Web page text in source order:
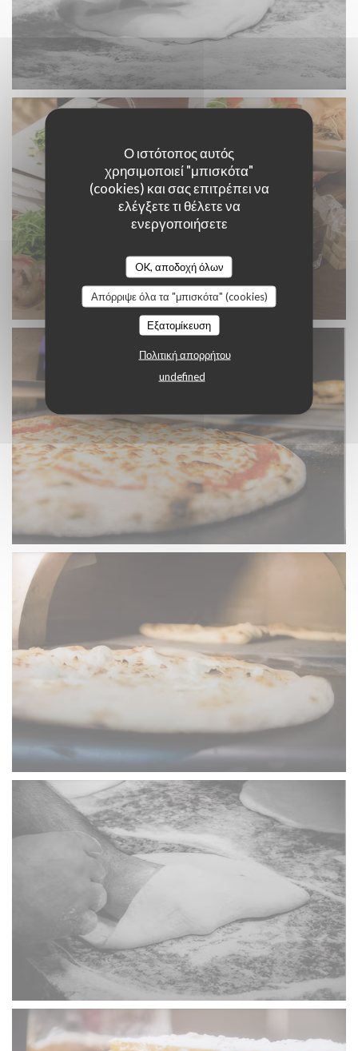
Ο ιστότοπος αυτός
χρησιμοποιεί "μπισκότα"
(cookies) και σας επιτρέπει να
ελέγξετε τι θέλετε να
ενεργοποιήσετε
OK, αποδοχή όλων
Απόρριψε όλα τα "μπισκότα" (cookies)
Εξατομίκευση
Πολιτική απορρήτου
undefined